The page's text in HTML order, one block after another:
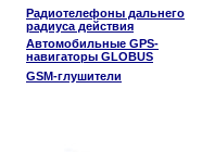
Радиотелефоны дальнего
радиуса действия
Автомобильные GPS-
навигаторы GLOBUS
GSM-глушители